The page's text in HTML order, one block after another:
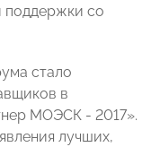
поддержки со
стало
в
МОЭСК - 2017».
лучших,